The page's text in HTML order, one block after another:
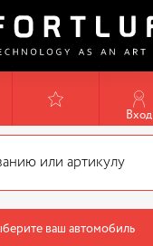
Вход
ваш автомобиль